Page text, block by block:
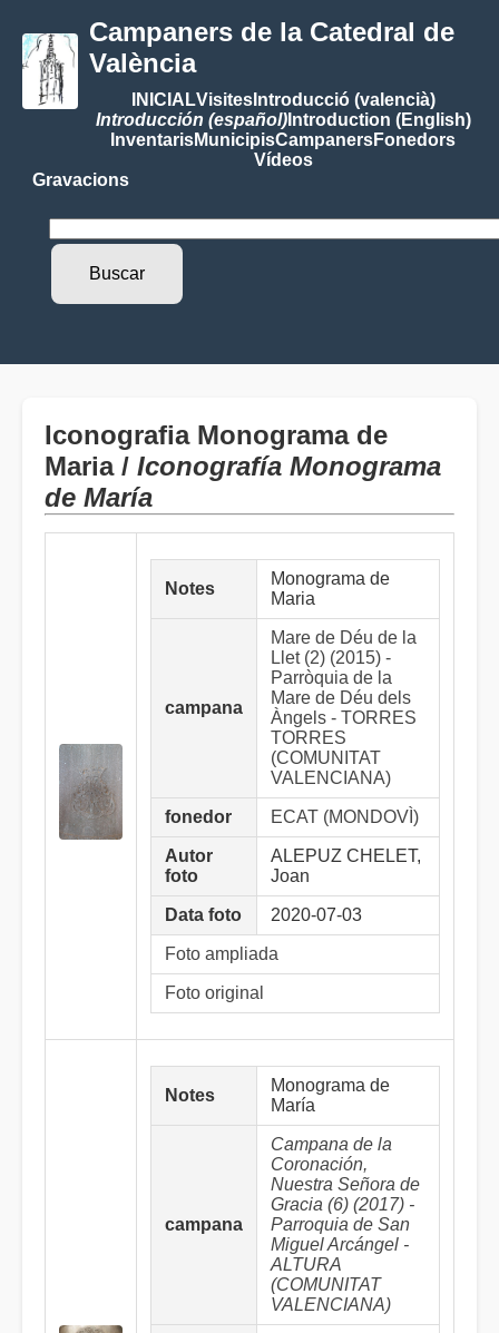
Campaners de la Catedral de
València
INICIALVisitesIntroducció (valencià)
Introducción (español)Introduction (English)
InventarisMunicipisCampanersFonedors
Vídeos
Gravacions
Iconografia Monograma de
Maria / Iconografía Monograma
de María
Notes
Monograma de
Maria
campana
Mare de Déu de la
Llet (2) (2015) -
Parròquia de la
Mare de Déu dels
Àngels - TORRES
TORRES
(COMUNITAT
VALENCIANA)
fonedor ECAT (MONDOVÌ)
Autor
foto
ALEPUZ CHELET,
Joan
Data foto 2020-07-03
Foto ampliada
Foto original
Notes
Monograma de
María
campana
Campana de la
Coronación,
Nuestra Señora de
Gracia (6) (2017) -
Parroquia de San
Miguel Arcángel -
ALTURA
(COMUNITAT
VALENCIANA)